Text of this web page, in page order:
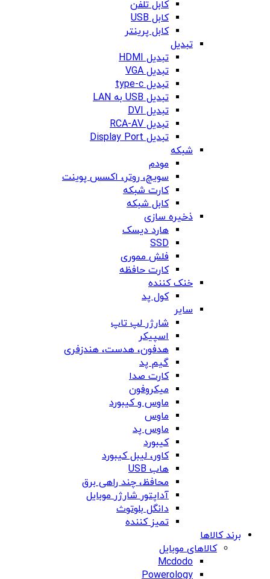
کابل تلفن
کابل USB
کابل پرینتر
تبدیل
تبدیل HDMI
تبدیل VGA
تبدیل type-c
تبدیل USB به LAN
تبدیل DVI
تبدیل RCA-AV
تبدیل Display Port
شبکه
مودم
سویچ، روتر، اکسس پوینت
کارت شبکه
کابل شبکه
ذخیره سازی
هارد دیسک
SSD
فلش مموری
کارت حافظه
خنک کننده
کول پد
سایر
شارژر لپ تاپ
اسپیکر
هدفون، هدست، هندزفری
گیم پد
کارت صدا
میکروفون
ماوس و کیبورد
ماوس
ماوس پد
کیبورد
کاور، لیبل کیبورد
هاب USB
محافظ، چند راهی برق
آداپتور شارژر موبایل
دانگل بلوتوث
تمیز کننده
برند کالاها
کالاهای موبایل
Mcdodo
Powerology